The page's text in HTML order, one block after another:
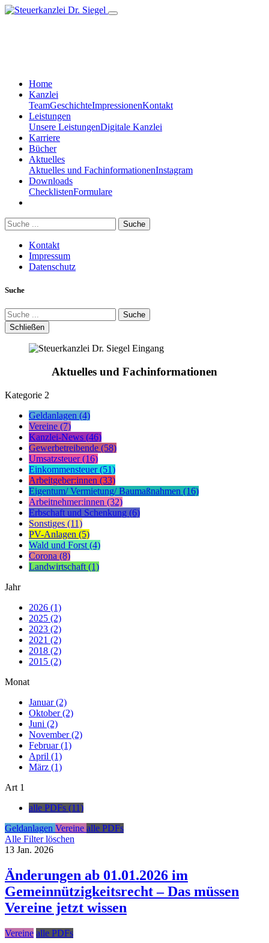
Home
Kanzlei
TeamGeschichteImpressionenKontakt
Leistungen
Unsere LeistungenDigitale Kanzlei
Karriere
Bücher
Aktuelles
Aktuelles und FachinformationenInstagram
Downloads
ChecklistenFormulare
Suche
Kontakt
Impressum
Datenschutz
Suche
Suche
Schließen
Aktuelles und Fachinformationen
Kategorie 2
Geldanlagen (4)
Vereine (7)
Kanzlei-News (46)
Gewerbetreibende (58)
Umsatzsteuer (16)
Einkommensteuer (51)
Arbeitgeber:innen (33)
Eigentum/ Vermietung/ Baumaßnahmen (16)
Arbeitnehmer:innen (32)
Erbschaft und Schenkung (6)
Sonstiges (11)
PV-Anlagen (5)
Wald und Forst (4)
Corona (8)
Landwirtschaft (1)
Jahr
2026 (1)
2025 (2)
2023 (2)
2021 (2)
2018 (2)
2015 (2)
Monat
Januar (2)
Oktober (2)
Juni (2)
November (2)
Februar (1)
April (1)
März (1)
Art 1
alle PDFs (11)
Geldanlagen Vereine alle PDFs
Alle Filter löschen
13 Jan. 2026
Änderungen ab 01.01.2026 im
Gemeinnützigkeitsrecht – Das müssen
Vereine jetzt wissen
Vereine alle PDFs